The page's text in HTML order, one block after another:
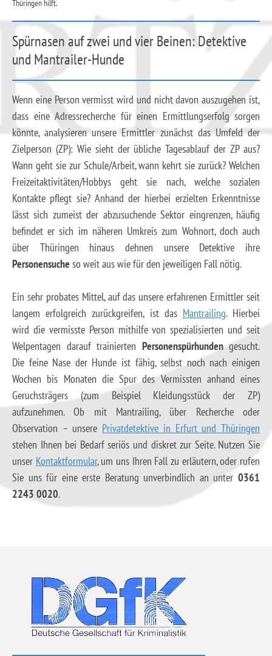
Thüringen hilft.
Spürnasen auf zwei und vier Beinen: Detektive
und Mantrailer-Hunde
Wenn eine Person vermisst wird und nicht davon auszugehen ist,
dass eine Adressrecherche für einen Ermittlungserfolg sorgen
könnte, analysieren unsere Ermittler zunächst das Umfeld der
Zielperson (ZP): Wie sieht der übliche Tagesablauf der ZP aus?
Wann geht sie zur Schule/Arbeit, wann kehrt sie zurück? Welchen
Freizeitaktivitäten/Hobbys geht sie nach, welche sozialen
Kontakte pflegt sie? Anhand der hierbei erzielten Erkenntnisse
lässt sich zumeist der abzusuchende Sektor eingrenzen, häufig
befindet er sich im näheren Umkreis zum Wohnort, doch auch
über Thüringen hinaus dehnen unsere Detektive ihre
Personensuche so weit aus wie für den jeweiligen Fall nötig.
Ein sehr probates Mittel, auf das unsere erfahrenen Ermittler seit
langem erfolgreich zurückgreifen, ist das Mantrailing. Hierbei
wird die vermisste Person mithilfe von spezialisierten und seit
Welpentagen darauf trainierten Personenspürhundengesucht.
Die feine Nase der Hunde ist fähig, selbst noch nach einigen
Wochen bis Monaten die Spur des Vermissten anhand eines
Geruchsträgers (zum Beispiel Kleidungsstück der ZP)
aufzunehmen. Ob mit Mantrailing, über Recherche oder
Observation – unsere Privatdetektive in Erfurt und Thüringen
stehen Ihnen bei Bedarf seriös und diskret zur Seite. Nutzen Sie
unser Kontaktformular, um uns Ihren Fall zu erläutern, oder rufen
Sie uns für eine erste Beratung unverbindlich an unter 0361
2243 0020.